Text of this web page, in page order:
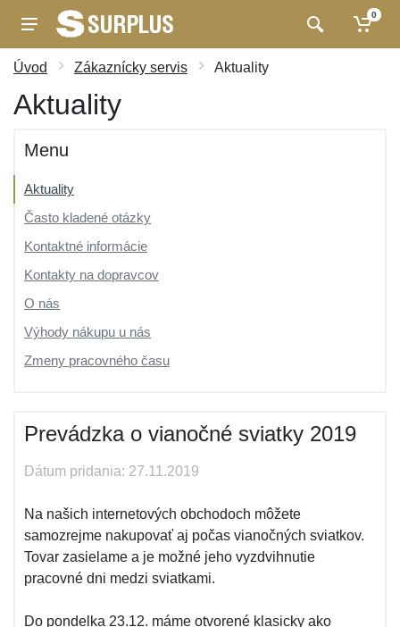
0
Úvod Zákaznícky servis Aktuality
Aktuality
Menu
Aktuality
Často kladené otázky
Kontaktné informácie
Kontakty na dopravcov
O nás
Výhody nákupu u nás
Zmeny pracovného času
Prevádzka o vianočné sviatky 2019
Dátum pridania: 27.11.2019
Na našich internetových obchodoch môžete
samozrejme nakupovať aj počas vianočných sviatkov.
Tovar zasielame a je možné jeho vyzdvihnutie
pracovné dni medzi sviatkami.
Do pondelka 23.12. máme otvorené klasicky ako